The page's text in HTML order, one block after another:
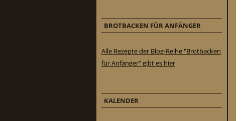
BROTBACKEN FÜR ANFÄNGER
Alle Rezepte der Blog-Reihe "Brotbacken
für Anfänger" gibt es hier
KALENDER